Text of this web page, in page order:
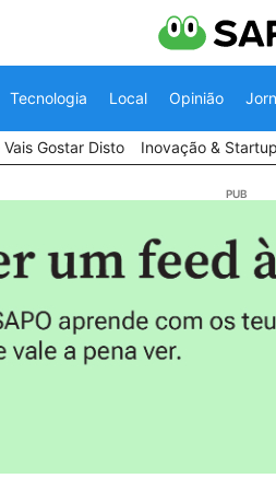
Tecnologia Local Opinião
Gostar Disto Inovação &